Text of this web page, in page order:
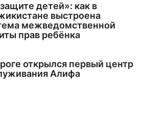
детей»: как в
выстроена
межведомственной
прав ребёнка
открылся первый центр
Алифа